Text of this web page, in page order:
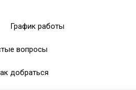
График работы
вопросы
добраться